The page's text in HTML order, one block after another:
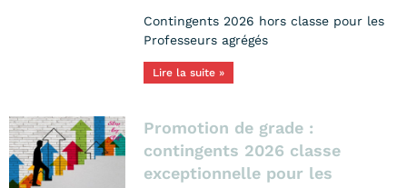
Contingents 2026 hors classe pour les
Professeurs agrégés
Lire la suite »
Promotion de grade :
contingents 2026 classe
exceptionnelle pour les